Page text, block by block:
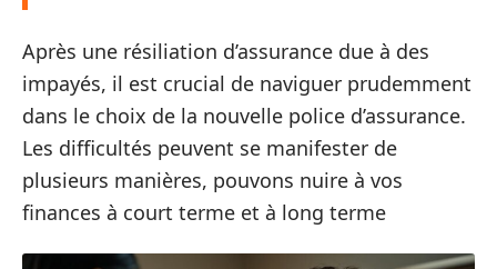
Après une résiliation d’assurance due à des
impayés, il est crucial de naviguer prudemment
dans le choix de la nouvelle police d’assurance.
Les difficultés peuvent se manifester de
plusieurs manières, pouvons nuire à vos
finances à court terme et à long terme